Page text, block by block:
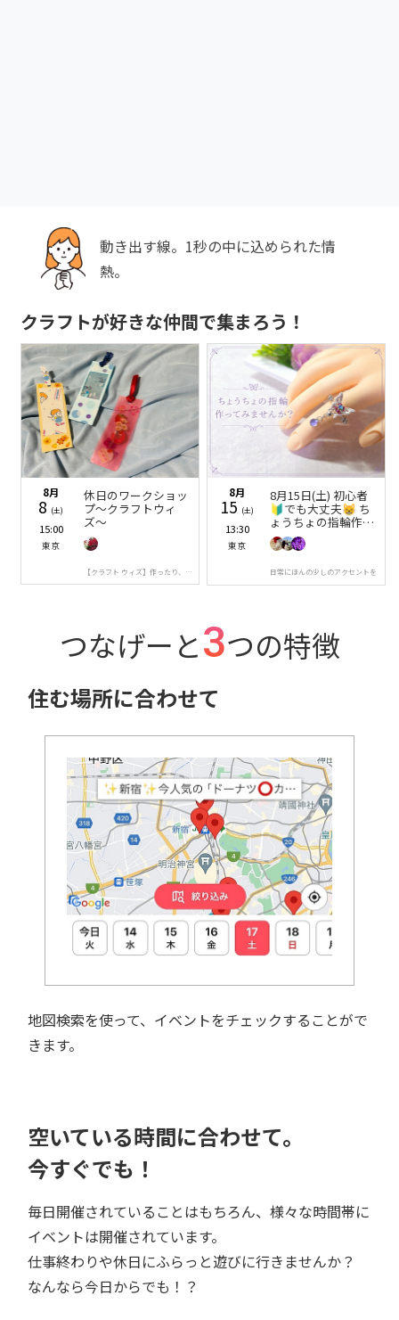
動き出す線。1秒の中に込められた情
熱。
クラフトが好きな仲間で集まろう！
8月
8 (土)
15:00
東京
休日のワークショッ
プ〜クラフトウィ
ズ〜
【クラフト ウィズ】作ったり、観
たり、食べたり‎🪽
8月
15 (土)
13:30
東京
8月15日(土) 初心者
🔰でも大丈夫😸 ち
ょうちょの指輪作り
💍
日常にほんの少しのアクセントを
つなげーと3つの特徴
住む場所に合わせて
地図検索を使って、イベントをチェックすることがで
きます。
空いている時間に合わせて。
今すぐでも！
毎日開催されていることはもちろん、様々な時間帯に
イベントは開催されています。
仕事終わりや休日にふらっと遊びに行きませんか？
なんなら今日からでも！？